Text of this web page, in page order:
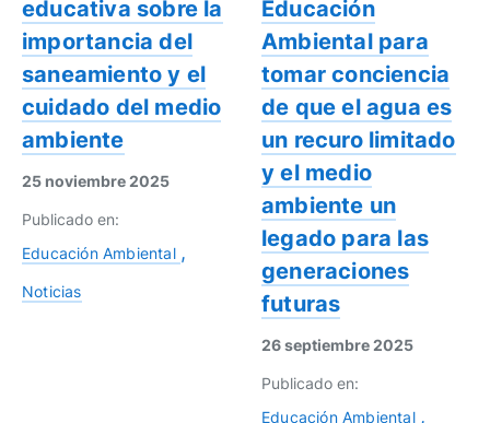
educativa sobre la
importancia del
saneamiento y el
cuidado del medio
ambiente
25 noviembre 2025
Publicado en:
Educación Ambiental
Noticias
Educación
Ambiental para
tomar conciencia
de que el agua es
un recuro limitado
y el medio
ambiente un
legado para las
generaciones
futuras
26 septiembre 2025
Publicado en:
Educación Ambiental